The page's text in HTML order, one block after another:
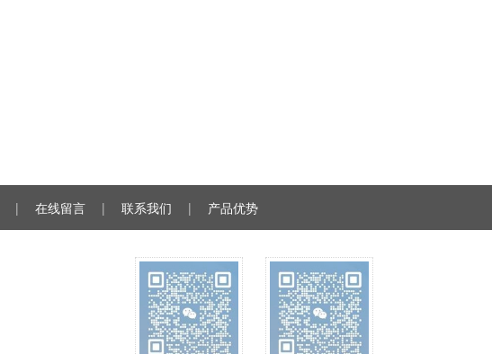
| 在线留言 | 联系我们 | 产品优势